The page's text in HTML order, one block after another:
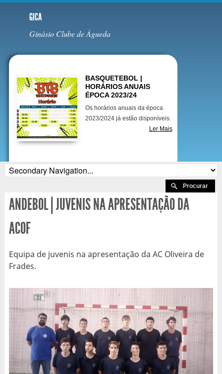
GICA
Ginásio Clube de Águeda
BASQUETEBOL |
HORÁRIOS ANUAIS
ÉPOCA 2023/24
Os horários anuais da época
2023/2024 já estão disponíveis.
Ler Mais
ANDEBOL | JUVENIS NA APRESENTAÇÃO DA
ACOF
Equipa de juvenis na apresentação da AC Oliveira de
Frades.